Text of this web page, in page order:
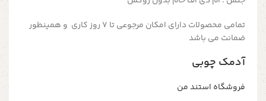
تمامی محصولات دارای امکان مرجوعی تا 7 روز کاری و همینطور
ضمانت می باشد
آدمک چوبی
فروشگاه استند من